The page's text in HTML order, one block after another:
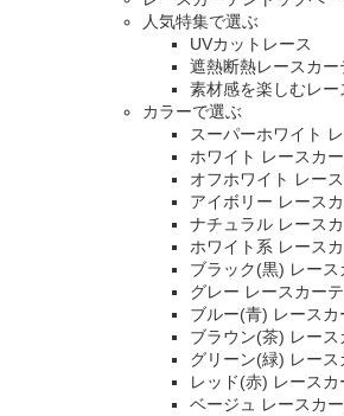
人気特集で選ぶ
UVカットレース
遮熱断熱レースカー
素材感を楽しむレー
カラーで選ぶ
スーパーホワイト
ホワイト レースカ
オフホワイト レー
アイボリー レース
ナチュラル レース
ホワイト系 レース
ブラック(黒) レース
グレー レースカー
ブルー(青) レースカ
ブラウン(茶) レース
グリーン(緑) レース
レッド(赤) レースカ
ベージュ レースカ